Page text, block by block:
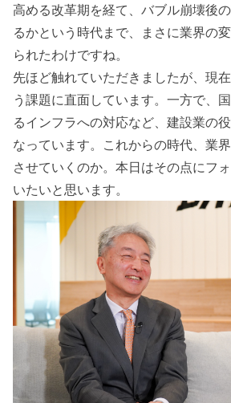
高める改革期を経て、バブル崩壊後
るかという時代まで、まさに業界の
られたわけですね。
先ほど触れていただきましたが、現
う課題に直面しています。一方で、
るインフラへの対応など、建設業の
なっています。これからの時代、業
させていくのか。本日はその点にフ
いたいと思います。